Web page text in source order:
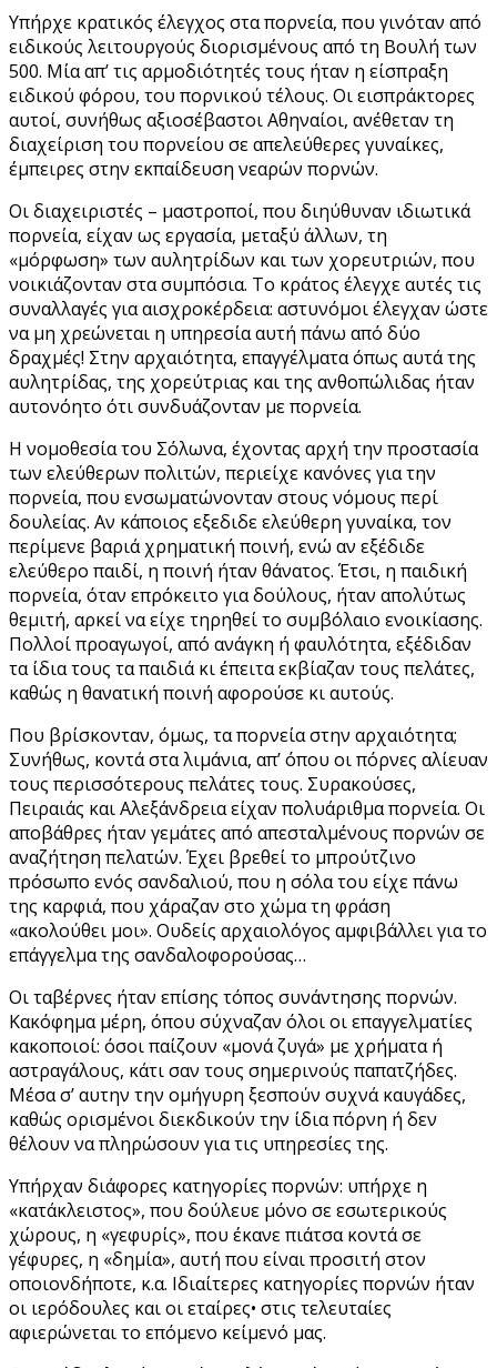
Υπήρχε κρατικός έλεγχος στα πορνεία, που γινόταν από
ειδικούς λειτουργούς διορισμένους από τη Βουλή των
500. Μία απ’ τις αρμοδιότητές τους ήταν η είσπραξη
ειδικού φόρου, του πορνικού τέλους. Οι εισπράκτορες
αυτοί, συνήθως αξιοσέβαστοι Αθηναίοι, ανέθεταν τη
διαχείριση του πορνείου σε απελεύθερες γυναίκες,
έμπειρες στην εκπαίδευση νεαρών πορνών.
Οι διαχειριστές – μαστροποί, που διηύθυναν ιδιωτικά
πορνεία, είχαν ως εργασία, μεταξύ άλλων, τη
«μόρφωση» των αυλητρίδων και των χορευτριών, που
νοικιάζονταν στα συμπόσια. Το κράτος έλεγχε αυτές τις
συναλλαγές για αισχροκέρδεια: αστυνόμοι έλεγχαν ώστε
να μη χρεώνεται η υπηρεσία αυτή πάνω από δύο
δραχμές! Στην αρχαιότητα, επαγγέλματα όπως αυτά της
αυλητρίδας, της χορεύτριας και της ανθοπώλιδας ήταν
αυτονόητο ότι συνδυάζονταν με πορνεία.
Η νομοθεσία του Σόλωνα, έχοντας αρχή την προστασία
των ελεύθερων πολιτών, περιείχε κανόνες για την
πορνεία, που ενσωματώνονταν στους νόμους περί
δουλείας. Αν κάποιος εξεδιδε ελεύθερη γυναίκα, τον
περίμενε βαριά χρηματική ποινή, ενώ αν εξέδιδε
ελεύθερο παιδί, η ποινή ήταν θάνατος. Έτσι, η παιδική
πορνεία, όταν επρόκειτο για δούλους, ήταν απολύτως
θεμιτή, αρκεί να είχε τηρηθεί το συμβόλαιο ενοικίασης.
Πολλοί προαγωγοί, από ανάγκη ή φαυλότητα, εξέδιδαν
τα ίδια τους τα παιδιά κι έπειτα εκβίαζαν τους πελάτες,
καθώς η θανατική ποινή αφορούσε κι αυτούς.
Που βρίσκονταν, όμως, τα πορνεία στην αρχαιότητα;
Συνήθως, κοντά στα λιμάνια, απ’ όπου οι πόρνες αλίευαν
τους περισσότερους πελάτες τους. Συρακούσες,
Πειραιάς και Αλεξάνδρεια είχαν πολυάριθμα πορνεία. Οι
αποβάθρες ήταν γεμάτες από απεσταλμένους πορνών σε
αναζήτηση πελατών. Έχει βρεθεί το μπρούτζινο
πρόσωπο ενός σανδαλιού, που η σόλα του είχε πάνω
της καρφιά, που χάραζαν στο χώμα τη φράση
«ακολούθει μοι». Ουδείς αρχαιολόγος αμφιβάλλει για το
επάγγελμα της σανδαλοφορούσας…
Οι ταβέρνες ήταν επίσης τόπος συνάντησης πορνών.
Κακόφημα μέρη, όπου σύχναζαν όλοι οι επαγγελματίες
κακοποιοί: όσοι παίζουν «μονά ζυγά» με χρήματα ή
αστραγάλους, κάτι σαν τους σημερινούς παπατζήδες.
Μέσα σ’ αυτην την ομήγυρη ξεσπούν συχνά καυγάδες,
καθώς ορισμένοι διεκδικούν την ίδια πόρνη ή δεν
θέλουν να πληρώσουν για τις υπηρεσίες της.
Υπήρχαν διάφορες κατηγορίες πορνών: υπήρχε η
«κατάκλειστος», που δούλευε μόνο σε εσωτερικούς
χώρους, η «γεφυρίς», που έκανε πιάτσα κοντά σε
γέφυρες, η «δημία», αυτή που είναι προσιτή στον
οποιονδήποτε, κ.α. Ιδιαίτερες κατηγορίες πορνών ήταν
οι ιερόδουλες και οι εταίρες• στις τελευταίες
αφιερώνεται το επόμενο κείμενό μας.